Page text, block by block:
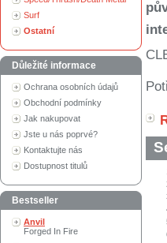
Surf
Ostatní
Důležité informace
Ochrana osobních údajů
Obchodní podmínky
Jak nakupovat
Jste u nás poprvé?
Kontaktujte nás
Dostupnost titulů
Bestseller
Anvil
Forged In Fire